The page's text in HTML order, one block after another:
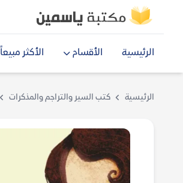
الرئيسية الأقسام الأكثر مبيعاً
الرئيسية كتب السير والتراجم والمذكرات